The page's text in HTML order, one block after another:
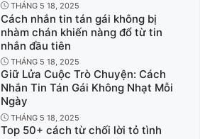
THÁNG 5 18, 2025
Cách nhắn tin tán gái không bị
nhàm chán khiến nàng đổ từ tin
nhắn đầu tiên
THÁNG 5 18, 2025
Giữ Lửa Cuộc Trò Chuyện: Cách
Nhắn Tin Tán Gái Không Nhạt Mỗi
Ngày
THÁNG 5 18, 2025
Top 50+ cách từ chối lời tỏ tình